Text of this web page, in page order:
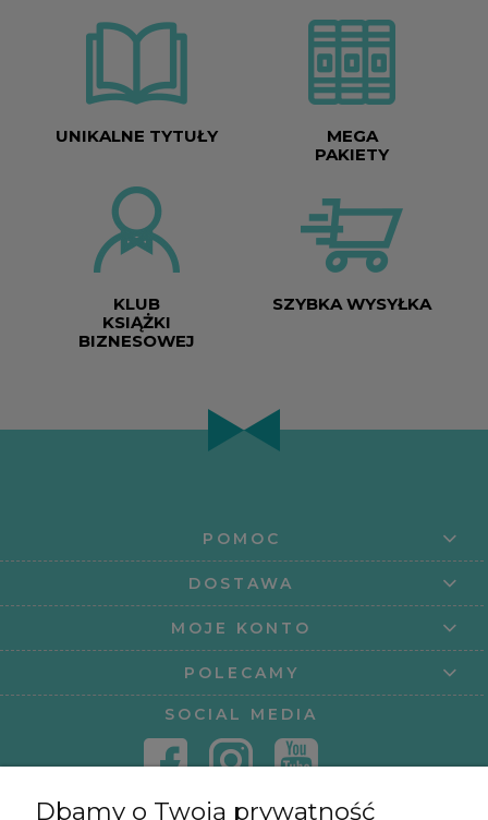
UNIKALNE TYTUŁY
MEGA
PAKIETY
KLUB
KSIĄŻKI
BIZNESOWEJ
SZYBKA WYSYŁKA
POMOC
DOSTAWA
MOJE KONTO
POLECAMY
SOCIAL MEDIA
Dbamy o Twoją prywatność